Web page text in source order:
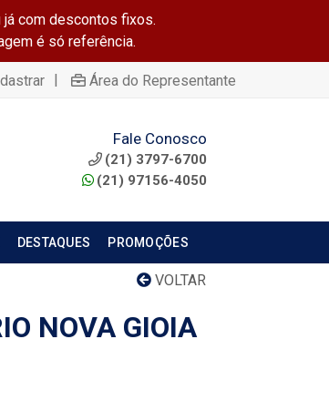
já com descontos fixos.
é só referência.
| Área do Representante
Fale Conosco
(21) 3797-6700
(21) 97156-4050
DESTAQUES PROMOÇÕES
VOLTAR
NOVA GIOIA